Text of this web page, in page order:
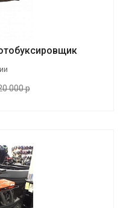
000 р